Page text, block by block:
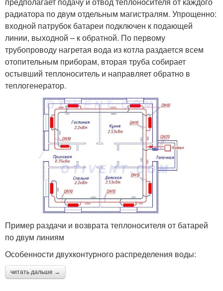
радиатора по двум отдельным магистралям. Упрощенно:
входной патрубок батареи подключен к подающей
линии, выходной – к обратной. По первому
трубопроводу нагретая вода из котла раздается всем
отопительным приборам, вторая труба собирает
остывший теплоноситель и направляет обратно в
теплогенератор.
Пример раздачи и возврата теплоносителя от батарей
по двум линиям
Особенности двухконтурного распределения воды:
читать дальше →